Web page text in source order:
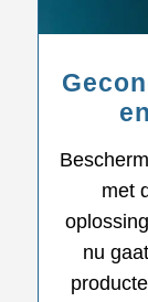
met
nu